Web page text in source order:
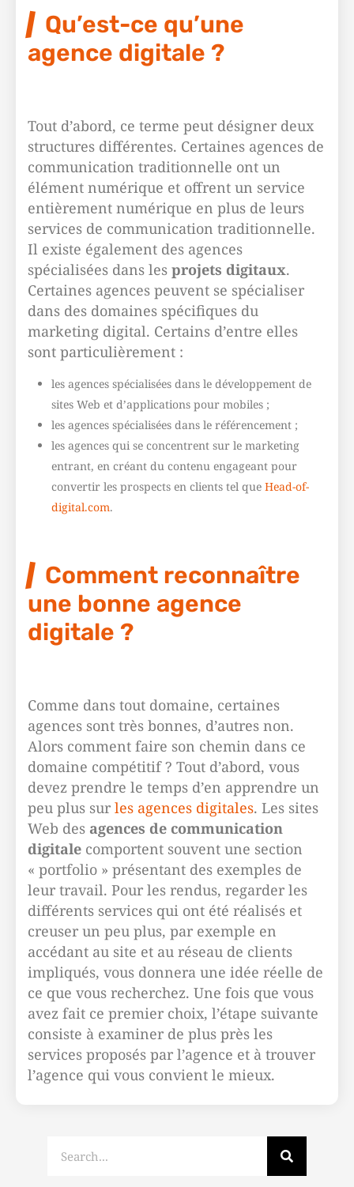
Qu’est-ce qu’une
agence digitale ?
Tout d’abord, ce terme peut désigner deux
structures différentes. Certaines agences de
communication traditionnelle ont un
élément numérique et offrent un service
entièrement numérique en plus de leurs
services de communication traditionnelle.
Il existe également des agences
spécialisées dans les projets digitaux.
Certaines agences peuvent se spécialiser
dans des domaines spécifiques du
marketing digital. Certains d’entre elles
sont particulièrement :
les agences spécialisées dans le développement de
sites Web et d’applications pour mobiles ;
les agences spécialisées dans le référencement ;
les agences qui se concentrent sur le marketing
entrant, en créant du contenu engageant pour
convertir les prospects en clients tel que Head-of-
digital.com.
Comment reconnaître
une bonne agence
digitale ?
Comme dans tout domaine, certaines
agences sont très bonnes, d’autres non.
Alors comment faire son chemin dans ce
domaine compétitif ? Tout d’abord, vous
devez prendre le temps d’en apprendre un
peu plus sur les agences digitales. Les sites
Web des agences de communication
digitale comportent souvent une section
« portfolio » présentant des exemples de
leur travail. Pour les rendus, regarder les
différents services qui ont été réalisés et
creuser un peu plus, par exemple en
accédant au site et au réseau de clients
impliqués, vous donnera une idée réelle de
ce que vous recherchez. Une fois que vous
avez fait ce premier choix, l’étape suivante
consiste à examiner de plus près les
services proposés par l’agence et à trouver
l’agence qui vous convient le mieux.